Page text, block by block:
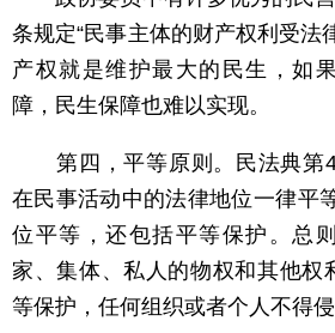
条规定“民事主体的财产权利受法
产权就是维护最大的民生，如
障，民生保障也难以实现。
第四，平等原则。民法典第4
在民事活动中的法律地位一律平
位平等，还包括平等保护。总
家、集体、私人的物权和其他权
等保护，任何组织或者个人不得